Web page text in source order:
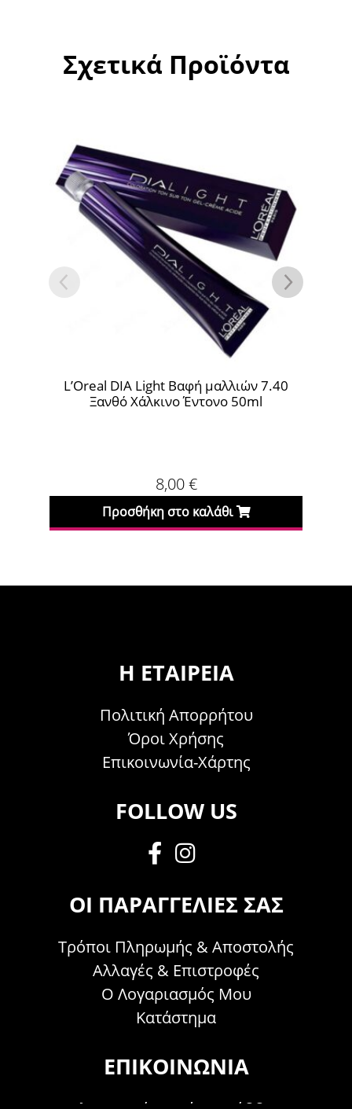
Σχετικά Προϊόντα
μαλλιών 7.40
L’Oreal DIA Light Βαφή μαλλιών
Milkshake Περλέ 50ml
Προσθήκη στο καλάθι
Η ΕΤΑΙΡΕΊΑ
Πολιτική Απορρήτου
Όροι Χρήσης
Επικοινωνία-Χάρτης
FOLLOW US
ΟΙ ΠΑΡΑΓΓΕΛΊΕΣ ΣΑΣ
Τρόποι Πληρωμής & Αποστολής
Αλλαγές & Επιστροφές
Ο Λογαριασμός Μου
Κατάστημα
ΕΠΙΚΟΙΝΩΝΊΑ